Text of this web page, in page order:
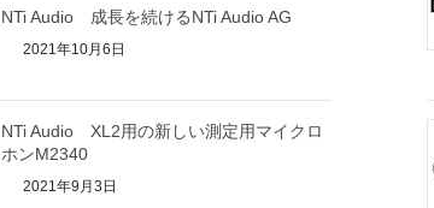
NTi Audio 成長を続けるNTi Audio AG
2021年10月6日
NTi Audio XL2用の新しい測定用マイクロ
ホンM2340
2021年9月3日